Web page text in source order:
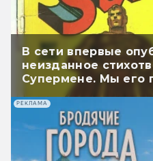
В сети впервые
неизданное
Супермене. Мы его
РЕКЛАМА